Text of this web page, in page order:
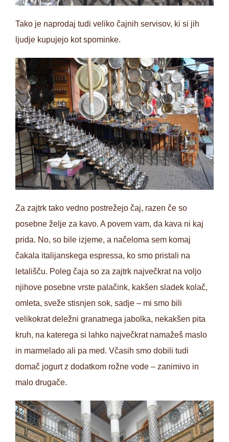
Tako je naprodaj tudi veliko čajnih servisov, ki si jih
ljudje kupujejo kot spominke.
Za zajtrk tako vedno postrežejo čaj, razen če so
posebne želje za kavo. A povem vam, da kava ni kaj
prida. No, so bile izjeme, a načeloma sem komaj
čakala italijanskega espressa, ko smo pristali na
letališču. Poleg čaja so za zajtrk največkrat na voljo
njihove posebne vrste palačink, kakšen sladek kolač,
omleta, sveže stisnjen sok, sadje – mi smo bili
velikokrat deležni granatnega jabolka, nekakšen pita
kruh, na katerega si lahko največkrat namažeš maslo
in marmelado ali pa med. Včasih smo dobili tudi
domač jogurt z dodatkom rožne vode – zanimivo in
malo drugače.